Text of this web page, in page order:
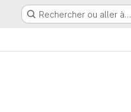
Rechercher ou aller à…